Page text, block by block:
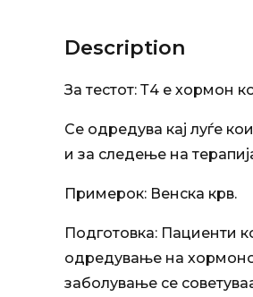
Description
За тестот: Т4 е хормон
Се одредува кај луѓе
и за следење на
Примерок: Венска крв.
Подготовка: Пациенти
одредување на
заболување се